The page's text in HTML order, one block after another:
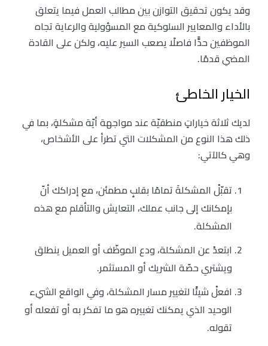
وقد يكون تحقيق التوازن بين مطالب العمل فيما يتعلق
بالأداء والمعايير السلوكية مع المسؤولية والرعاية تجاه
الموظفين حدًّا فاصلًا يصعب السير عليه، ولكن على القادة
المضي قدمًا.
الخيار الخاطئ
لديك ثلاثة خياراتٍ منطقيّة عند مواجهة أيّة مشكلةٍ، بما في
ذلك هذا النوع من المشكلات التي تطرأ على الأشخاص،
وهي كالآتي:
تقبّلْ المشكلةَ تمامًا بقلبٍ مطمئن، مع إدراكك أنّ
بإمكانك إلى جانب عملك، التعايش والتأقلم مع هذه
المشكلة.
ابتعدْ عن المشكلة، ودع الموظّف أو العميل ينطلق
ويشتري حصّة الشريك أو المستثمر.
افعلْ شيئًا لتغيير مسار المشكلة، وفي الواقع الشيء
الوحيد الذي يمكنك تغييره هو ما تفكر به أو تفعله أو
تقوله.